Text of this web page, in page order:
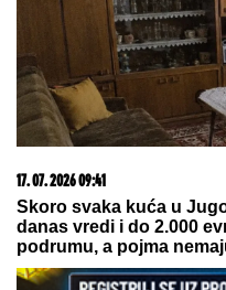
17. 07. 2026 09:41
Skoro svaka kuća u
danas vredi i do 2.000
podrumu, a pojma